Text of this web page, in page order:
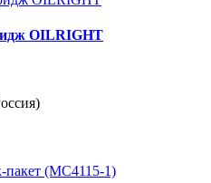
OILRIGHT